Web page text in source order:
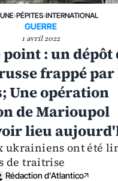
›PÉPITES›INTERNATIONAL
GUERRE
1 avril 2022
: un dépôt
frappé par
Une opération
de Marioupol
lieu
ukrainiens ont été
de traitrise
Rédaction d'Atlantico